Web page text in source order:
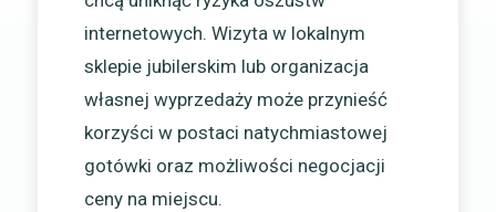
internetowych. Wizyta w lokalnym
sklepie jubilerskim lub organizacja
własnej wyprzedaży może przynieść
korzyści w postaci natychmiastowej
gotówki oraz możliwości negocjacji
ceny na miejscu.